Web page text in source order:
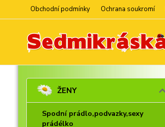
Obchodní podmínky Ochrana soukromí
ŽENY
Spodní prádlo,podvazky,sexy
prádélko